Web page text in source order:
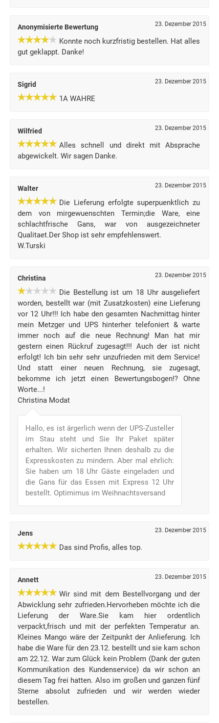
Anonymisierte Bewertung 23. Dezember 2015
Konnte noch kurzfristig bestellen. Hat alles
gut geklappt. Danke!
Sigrid 23. Dezember 2015
1A WAHRE
Wilfried 23. Dezember 2015
Alles schnell und direkt mit Absprache
abgewickelt. Wir sagen Danke.
Walter 23. Dezember 2015
Die Lieferung erfolgte superpuenktlich zu
dem von mirgewuenschten Termin;die Ware, eine
schlachtfrische Gans, war von ausgezeichneter
Qualitaet.Der Shop ist sehr empfehlenswert.
W.Turski
Christina 23. Dezember 2015
Die Bestellung ist um 18 Uhr ausgeliefert
worden, bestellt war (mit Zusatzkosten) eine Lieferung
vor 12 Uhr!!! Ich habe den gesamten Nachmittag hinter
mein Metzger und UPS hinterher telefoniert & warte
immer noch auf die neue Rechnung! Man hat mir
gestern einen Rückruf zugesagt!!! Auch der ist nicht
erfolgt! Ich bin sehr sehr unzufrieden mit dem Service!
Und statt einer neuen Rechnung, sie zugesagt,
bekomme ich jetzt einen Bewertungsbogen!? Ohne
Worte...!
Christina Modat
Hallo, es ist ärgerlich wenn der UPS-Zusteller
im Stau steht und Sie Ihr Paket später
erhalten. Wir sicherten Ihnen deshalb zu die
Expresskosten zu mindern. Aber mal ehrlich:
Sie haben um 18 Uhr Gäste eingeladen und
die Gans für das Essen mit Express 12 Uhr
bestellt. Optimimus im Weihnachtsversand
Jens 23. Dezember 2015
Das sind Profis, alles top.
Annett 23. Dezember 2015
Wir sind mit dem Bestellvorgang und der
Abwicklung sehr zufrieden.Hervorheben möchte ich die
Lieferung der Ware.Sie kam hier ordentlich
verpackt,frisch und mit der perfekten Temperatur an.
Kleines Mango wäre der Zeitpunkt der Anlieferung. Ich
habe die Ware für den 23.12. bestellt und sie kam schon
am 22.12. War zum Glück kein Problem (Dank der guten
Kommunikation des Kundenservice) da wir schon an
diesem Tag frei hatten. Also im großen und ganzen fünf
Sterne absolut zufrieden und wir werden wieder
bestellen.